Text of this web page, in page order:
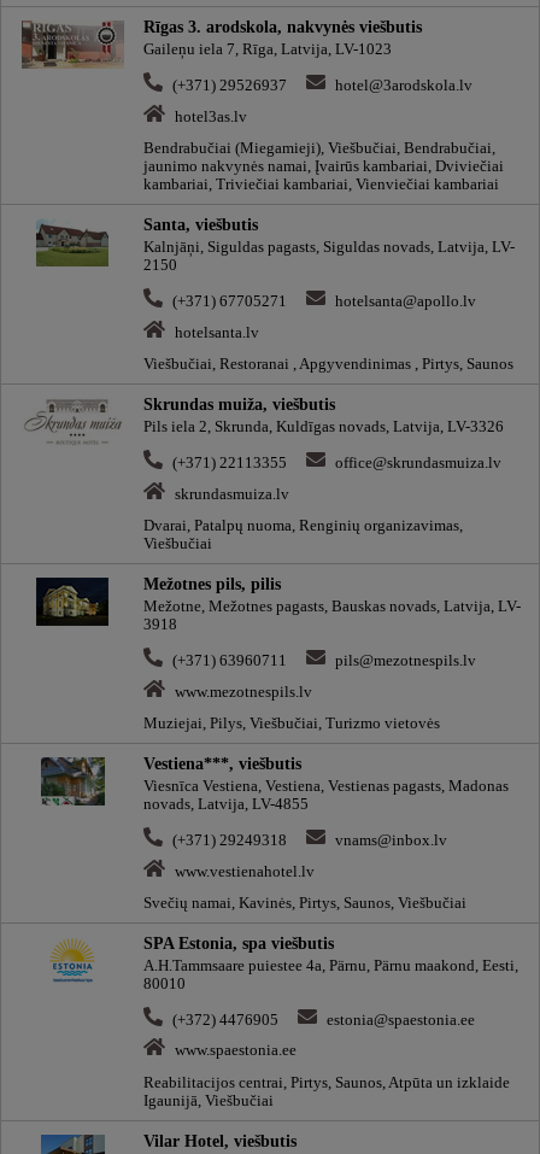
Rīgas 3. arodskola, nakvynės viešbutis
Gaileņu iela 7, Rīga, Latvija, LV-1023
(+371) 29526937
hotel@3arodskola.lv
hotel3as.lv
Bendrabučiai (Miegamieji), Viešbučiai, Bendrabučiai,
jaunimo nakvynės namai, Įvairūs kambariai, Dviviečiai
kambariai, Triviečiai kambariai, Vienviečiai kambariai
Santa, viešbutis
Kalnjāņi, Siguldas pagasts, Siguldas novads, Latvija, LV-
2150
(+371) 67705271
hotelsanta@apollo.lv
hotelsanta.lv
Viešbučiai, Restoranai , Apgyvendinimas , Pirtys, Saunos
Skrundas muiža, viešbutis
Pils iela 2, Skrunda, Kuldīgas novads, Latvija, LV-3326
(+371) 22113355
office@skrundasmuiza.lv
skrundasmuiza.lv
Dvarai, Patalpų nuoma, Renginių organizavimas,
Viešbučiai
Mežotnes pils, pilis
Mežotne, Mežotnes pagasts, Bauskas novads, Latvija, LV-
3918
(+371) 63960711
pils@mezotnespils.lv
www.mezotnespils.lv
Muziejai, Pilys, Viešbučiai, Turizmo vietovės
Vestiena***, viešbutis
Viesnīca Vestiena, Vestiena, Vestienas pagasts, Madonas
novads, Latvija, LV-4855
(+371) 29249318
vnams@inbox.lv
www.vestienahotel.lv
Svečių namai, Kavinės, Pirtys, Saunos, Viešbučiai
SPA Estonia, spa viešbutis
A.H.Tammsaare puiestee 4a, Pärnu, Pärnu maakond, Eesti,
80010
(+372) 4476905
estonia@spaestonia.ee
www.spaestonia.ee
Reabilitacijos centrai, Pirtys, Saunos, Atpūta un izklaide
Igaunijā, Viešbučiai
Vilar Hotel, viešbutis